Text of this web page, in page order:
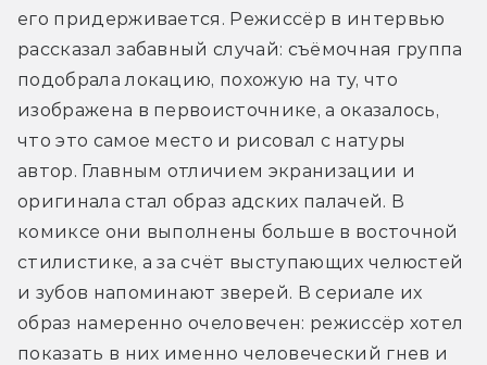
его придерживается. Режиссёр в интервью
рассказал забавный случай: съёмочная группа
подобрала локацию, похожую на ту, что
изображена в первоисточнике, а оказалось,
что это самое место и рисовал с натуры
автор. Главным отличием экранизации и
оригинала стал образ адских палачей. В
комиксе они выполнены больше в восточной
стилистике, а за счёт выступающих челюстей
и зубов напоминают зверей. В сериале их
образ намеренно очеловечен: режиссёр хотел
показать в них именно человеческий гнев и